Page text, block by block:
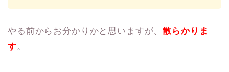
やる前からお分かりかと思いますが、散らかりま
す。